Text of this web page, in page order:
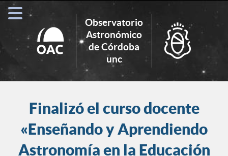
Observatorio
Astronómico
de Córdoba
unc
Search
for:
Finalizó el curso docente
«Enseñando y Aprendiendo
Astronomía en la Educación